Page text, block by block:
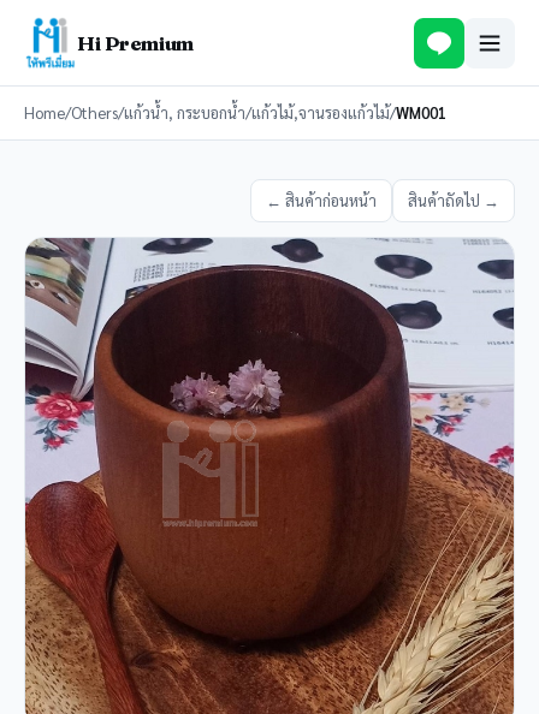
Hi Premium
Home/Others/แก้วน้ำ, กระบอกน้ำ/แก้วไม้,จานรองแก้วไม้/WM001
← สินค้าก่อนหน้า สินค้าถัดไป →